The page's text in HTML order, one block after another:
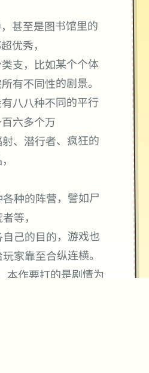
甚至是图书馆里的
优秀，
支，比如某个个体
有不同性的剧景。
八八种不同的平行
六多个万
、潜行者、疯狂的
种的阵营，譬如尸
等，
己的目的，游戏也
家靠至合纵连横。
本作要打的是剧情为